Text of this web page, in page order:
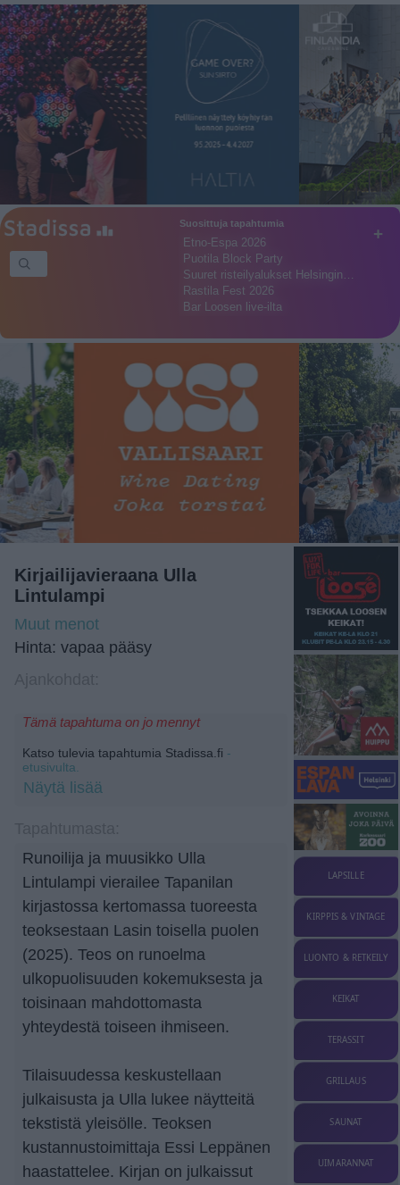
+
Suosittuja tapahtumia
Etno-Espa 2026
Puotila Block Party
Suuret risteilyalukset Helsingin…
Rastila Fest 2026
Bar Loosen live-ilta
Kirjailijavieraana Ulla
Lintulampi
Muut menot
Hinta: vapaa pääsy
Tämä tapahtuma on jo mennyt
Katso tulevia tapahtumia Stadissa.fi -
etusivulta.
Näytä lisää
Runoilija ja muusikko Ulla
Lintulampi vierailee Tapanilan
kirjastossa kertomassa tuoreesta
teoksestaan Lasin toisella puolen
(2025). Teos on runoelma
ulkopuolisuuden kokemuksesta ja
toisinaan mahdottomasta
yhteydestä toiseen ihmiseen.
Tilaisuudessa keskustellaan
julkaisusta ja Ulla lukee näytteitä
tekstistä yleisölle. Teoksen
kustannustoimittaja Essi Leppänen
haastattelee. Kirjan on julkaissut
LAPSILLE
KIRPPIS & VINTAGE
LUONTO & RETKEILY
KEIKAT
TERASSIT
GRILLAUS
SAUNAT
UIMARANNAT